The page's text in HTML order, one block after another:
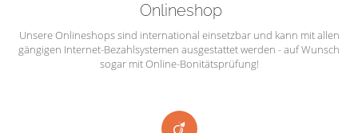
Onlineshop
Unsere Onlineshops sind international einsetzbar und kann mit allen
gängigen Internet-Bezahlsystemen ausgestattet werden - auf Wunsch
sogar mit Online-Bonitätsprüfung!